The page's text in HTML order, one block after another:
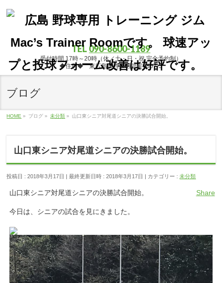
TEL 090-8600-1189
受付時間 17時～20時（休／土・日・祝 完全予約制）
◆住所◆ 東広島市西条町助実1867-5
ブログ
HOME » ブログ » 未分類 » 山口東シニア対尾道シニアの決勝試合開始。
山口東シニア対尾道シニアの決勝試合開始。
投稿日 : 2018年3月17日 最終更新日時 : 2018年3月17日 カテゴリー :未分類
Share
山口東シニア対尾道シニアの決勝試合開始。
今日は、シニアの試合を見にきました。